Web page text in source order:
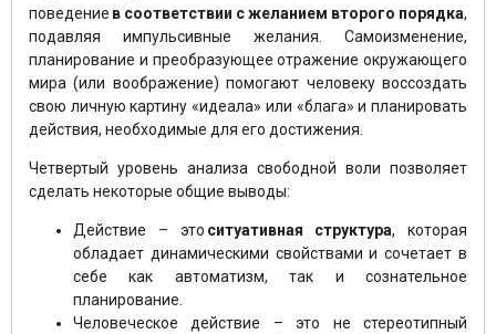
поведение в соответствии с желанием второго порядка,
подавляя импульсивные желания. Самоизменение,
планирование и преобразующее отражение окружающего
мира (или воображение) помогают человеку воссоздать
свою личную картину «идеала» или «блага» и планировать
действия, необходимые для его достижения.
Четвертый уровень анализа свободной воли позволяет
сделать некоторые общие выводы:
Действие – это ситуативная структура, которая
обладает динамическими свойствами и сочетает в
себе как автоматизм, так и сознательное
планирование.
Человеческое действие – это не стереотипный